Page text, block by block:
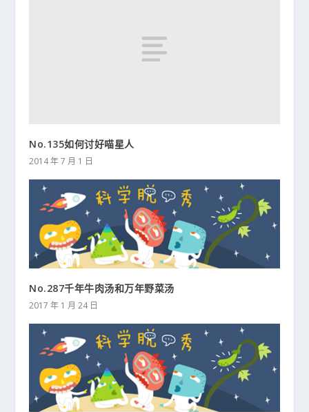
No.135如何讨好喵星人
2014 年 7 月 1 日
No.287千年牛肉汤和万年野菜汤
2017 年 1 月 24 日